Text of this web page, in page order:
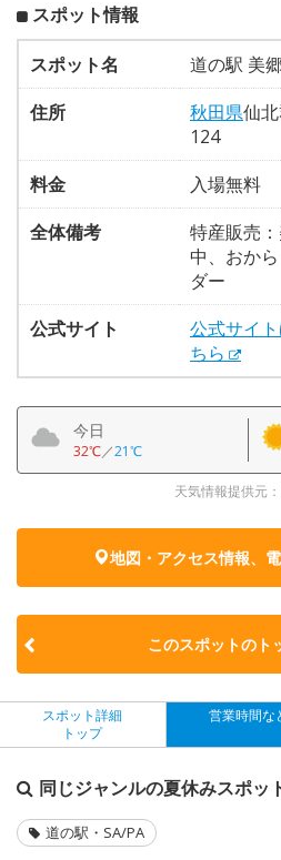
スポット情報
スポット名
道の駅 美
住所
秋田県仙
124
料金
入場無料
全体備考
特産販売
中、おか
ダー
公式サイト
公式サイ
ちら
今日
32℃／21℃
天気情報提供元
地図・アクセス情報、
このスポットのト
スポット詳細
トップ
営業時間な
同じジャンルの夏休みスポッ
道の駅・SA/PA